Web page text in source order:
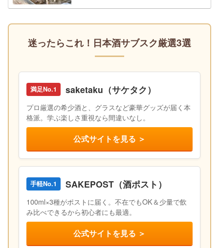
巡りの参考にしていただければ幸いです。
迷ったらこれ！日本酒サブスク厳選3選
満足No.1 saketaku（サケタク）
プロ厳選の希少酒と、グラスなど豪華グッズが届く本
格派。学ぶ楽しさ重視なら間違いなし。
公式サイトを見る ＞
手軽No.1 SAKEPOST（酒ポスト）
100ml×3種がポストに届く。不在でもOK＆少量で飲
み比べできるから初心者にも最適。
公式サイトを見る ＞